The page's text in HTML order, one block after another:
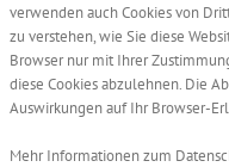
verwenden auch Cookies von
zu verstehen, wie Sie diese
Browser nur mit Ihrer
diese Cookies abzulehnen. Die
Auswirkungen auf Ihr Browser-
Mehr Informationen zum